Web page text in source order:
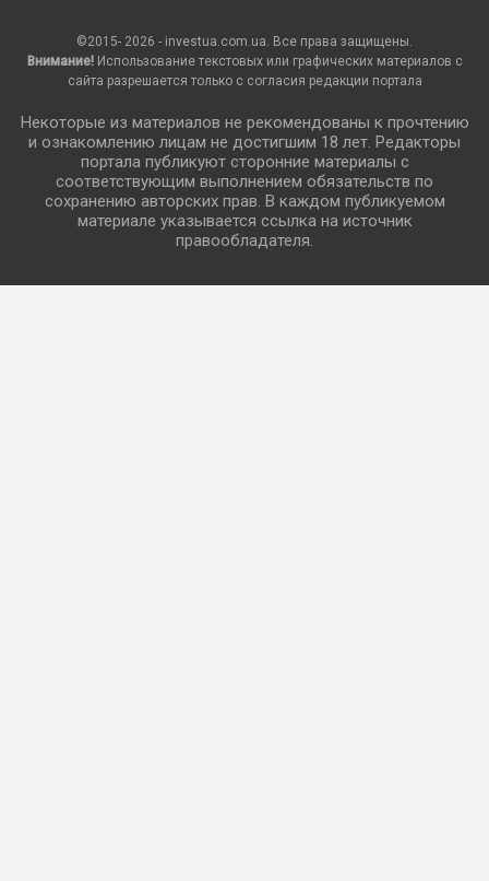
©2015- 2026 - investua.com.ua. Все права защищены.
Внимание!Использование текстовых или графических материалов с
сайта разрешается только c согласия редакции портала
Некоторые из материалов не рекомендованы к прочтению
и ознакомлению лицам не достигшим 18 лет. Редакторы
портала публикуют сторонние материалы с
соответствующим выполнением обязательств по
сохранению авторских прав. В каждом публикуемом
материале указывается ссылка на источник
правообладателя.